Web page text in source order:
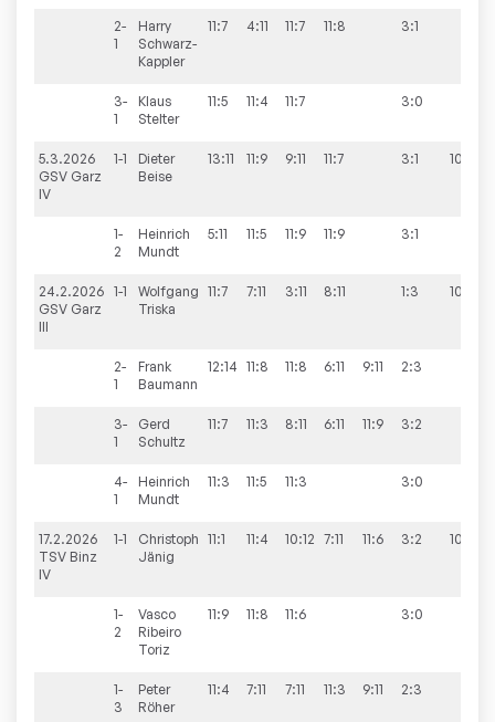
2-
1
Harry
Schwarz-
Kappler
11:7 4:11 11:7 11:8 3:1
3-
1
Klaus
Stelter
11:5 11:4 11:7 3:0
5.3.2026
GSV Garz
IV
1-1
Dieter
Beise
13:11 11:9 9:11 11:7 3:1 10:0
1-
2
Heinrich
Mundt
5:11 11:5 11:9 11:9 3:1
24.2.2026
GSV Garz
III
1-1
Wolfgang
Triska
11:7 7:11 3:11 8:11 1:3 10:6
2-
1
Frank
Baumann
12:14 11:8 11:8 6:11 9:11 2:3
3-
1
Gerd
Schultz
11:7 11:3 8:11 6:11 11:9 3:2
4-
1
Heinrich
Mundt
11:3 11:5 11:3 3:0
17.2.2026
TSV Binz
IV
1-1
Christoph
Jänig
11:1 11:4 10:12 7:11 11:6 3:2 10:3
1-
2
Vasco
Ribeiro
Toriz
11:9 11:8 11:6 3:0
1-
3
Peter
Röher
11:4 7:11 7:11 11:3 9:11 2:3